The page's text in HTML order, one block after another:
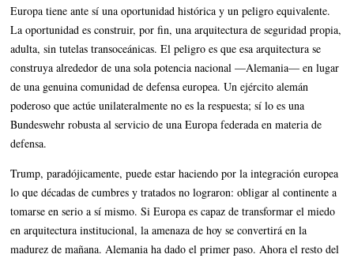
Europa tiene ante sí una oportunidad histórica y un peligro equivalente.
La oportunidad es construir, por fin, una arquitectura de seguridad propia,
adulta, sin tutelas transoceánicas. El peligro es que esa arquitectura se
construya alrededor de una sola potencia nacional —Alemania— en lugar
de una genuina comunidad de defensa europea. Un ejército alemán
poderoso que actúe unilateralmente no es la respuesta; sí lo es una
Bundeswehr robusta al servicio de una Europa federada en materia de
defensa.
Trump, paradójicamente, puede estar haciendo por la integración europea
lo que décadas de cumbres y tratados no lograron: obligar al continente a
tomarse en serio a sí mismo. Si Europa es capaz de transformar el miedo
en arquitectura institucional, la amenaza de hoy se convertirá en la
madurez de mañana. Alemania ha dado el primer paso. Ahora el resto del